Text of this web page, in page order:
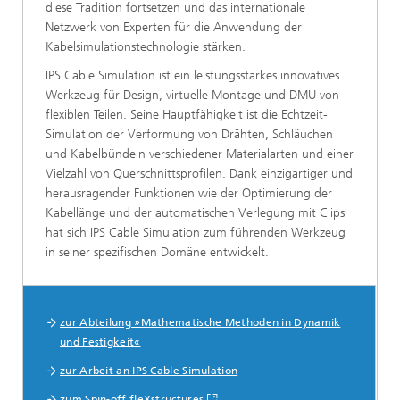
diese Tradition fortsetzen und das internationale
Netzwerk von Experten für die Anwendung der
Kabelsimulationstechnologie stärken.
IPS Cable Simulation ist ein leistungsstarkes innovatives
Werkzeug für Design, virtuelle Montage und DMU von
flexiblen Teilen. Seine Hauptfähigkeit ist die Echtzeit-
Simulation der Verformung von Drähten, Schläuchen
und Kabelbündeln verschiedener Materialarten und einer
Vielzahl von Querschnittsprofilen. Dank einzigartiger und
herausragender Funktionen wie der Optimierung der
Kabellänge und der automatischen Verlegung mit Clips
hat sich IPS Cable Simulation zum führenden Werkzeug
in seiner spezifischen Domäne entwickelt.
Mehr Informationen
zur Abteilung »Mathematische Methoden in Dynamik
und Festigkeit«
zur Arbeit an IPS Cable Simulation